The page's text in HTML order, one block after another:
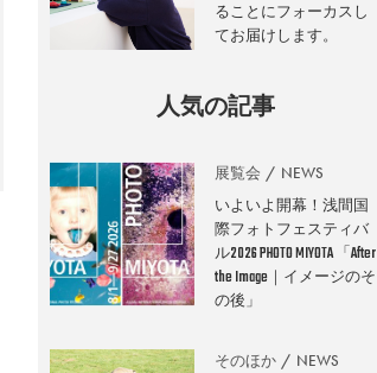
ることにフォーカスし
てお届けします。
人気の記事
展覧会 NEWS
いよいよ開幕！浅間国
際フォトフェスティバ
ル2026 PHOTO MIYOTA 「After
the Image｜イメージのそ
の後」
そのほか NEWS